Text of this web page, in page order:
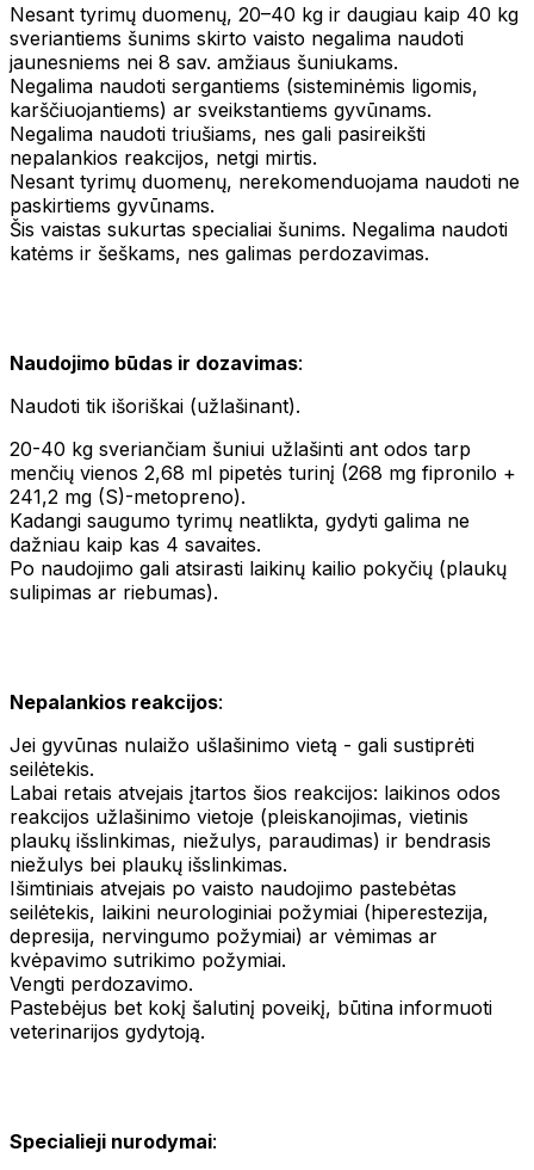
Nesant tyrimų duomenų, 20–40 kg ir daugiau kaip 40 kg
sveriantiems šunims skirto vaisto negalima naudoti
jaunesniems nei 8 sav. amžiaus šuniukams.
Negalima naudoti sergantiems (sisteminėmis ligomis,
karščiuojantiems) ar sveikstantiems gyvūnams.
Negalima naudoti triušiams, nes gali pasireikšti
nepalankios reakcijos, netgi mirtis.
Nesant tyrimų duomenų, nerekomenduojama naudoti ne
paskirtiems gyvūnams.
Šis vaistas sukurtas specialiai šunims. Negalima naudoti
katėms ir šeškams, nes galimas perdozavimas.
Naudojimo būdas ir dozavimas:
Naudoti tik išoriškai (užlašinant).
20-40 kg sveriančiam šuniui užlašinti ant odos tarp
menčių vienos 2,68 ml pipetės turinį (268 mg fipronilo +
241,2 mg (S)-metopreno).
Kadangi saugumo tyrimų neatlikta, gydyti galima ne
dažniau kaip kas 4 savaites.
Po naudojimo gali atsirasti laikinų kailio pokyčių (plaukų
sulipimas ar riebumas).
Nepalankios reakcijos:
Jei gyvūnas nulaižo ušlašinimo vietą - gali sustiprėti
seilėtekis.
Labai retais atvejais įtartos šios reakcijos: laikinos odos
reakcijos užlašinimo vietoje (pleiskanojimas, vietinis
plaukų išslinkimas, niežulys, paraudimas) ir bendrasis
niežulys bei plaukų išslinkimas.
Išimtiniais atvejais po vaisto naudojimo pastebėtas
seilėtekis, laikini neurologiniai požymiai (hiperestezija,
depresija, nervingumo požymiai) ar vėmimas ar
kvėpavimo sutrikimo požymiai.
Vengti perdozavimo.
Pastebėjus bet kokį šalutinį poveikį, būtina informuoti
veterinarijos gydytoją.
Specialieji nurodymai: